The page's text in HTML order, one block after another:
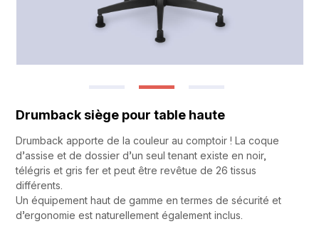
Drumback siège pour table haute
Drumback apporte de la couleur au comptoir ! La coque
d’assise et de dossier d’un seul tenant existe en noir,
télégris et gris fer et peut être revêtue de 26 tissus
différents.
Un équipement haut de gamme en termes de sécurité et
d’ergonomie est naturellement également inclus.